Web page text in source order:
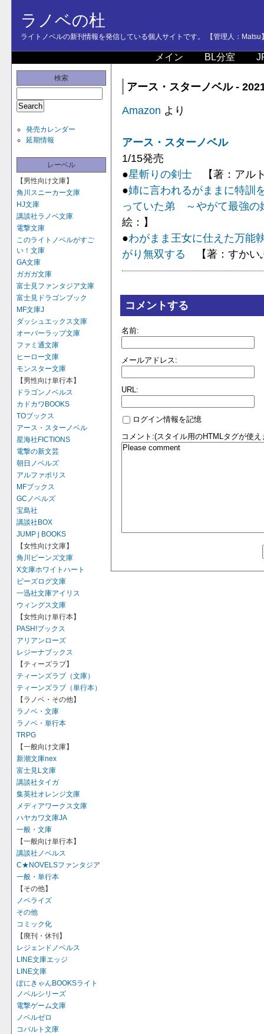
ラノベの杜
ライトノベルの新刊情報を発信している個人サイトです。 【管理人：Matsu
メイン BL分室
検索
発売カレンダー
延期情報
レーベル
【男性向け文庫】
角川スニーカー文庫
HJ文庫
講談社ラノベ文庫
電撃文庫
このライトノベルがすご
い！文庫
GA文庫
ガガガ文庫
富士見ファンタジア文庫
富士見ドラゴンブック
MF文庫J
ダッシュエックス文庫
オーバーラップ文庫
ファミ通文庫
ヒーロー文庫
モンスター文庫
【男性向け単行本】
ドラゴンノベルス
カドカワBOOKS
TOブックス
アース・スターノベル
星海社FICTIONS
電撃の新文芸
朝日ノベルズ
アルファポリス
MFブックス
GCノベルズ
宝島社
講談社BOX
JUMP j BOOKS
【女性向け文庫】
角川ビーンズ文庫
X文庫ホワイトハート
ビーズログ文庫
一迅社文庫アイリス
ウィングス文庫
【女性向け単行本】
PASH!ブックス
アリアンローズ
レジーナブックス
【ティーズラブ】
ティーンズラブ（文庫）
ティーンズラブ（単行本）
【ラノベ・その他】
ラノベ・文庫
ラノベ・単行本
TRPG
【一般向け文庫】
新潮文庫nex
富士見L文庫
講談社タイガ
集英社オレンジ文庫
メディアワークス文庫
ハヤカワ文庫JA
一般・文庫
【一般向け単行本】
講談社ノベルス
C★NOVELSファンタジア
一般・単行本
【その他】
ノベライズ
その他
コミック化
【廃刊・休刊】
レジェンドノベルス
LINE文庫エッジ
LINE文庫
ぽにきゃんBOOKSライト
ノベルシリーズ
電撃ゲーム文庫
ノベルゼロ
コバルト文庫
アース・スターノベル -
Amazon より
アース・スターノベル
1/15発売
●星斬りの剣士 【著：アル
●姉に言われるがままに特訓
っていた弟 ～やがて最強の
絵：】
●わがまま王女に仕えた万能
がり無双する 【著：すかい
コメントする
名前:
メールアドレス:
URL:
ログイン情報を記憶
コメント:(スタイル用のHTMLタグが使え